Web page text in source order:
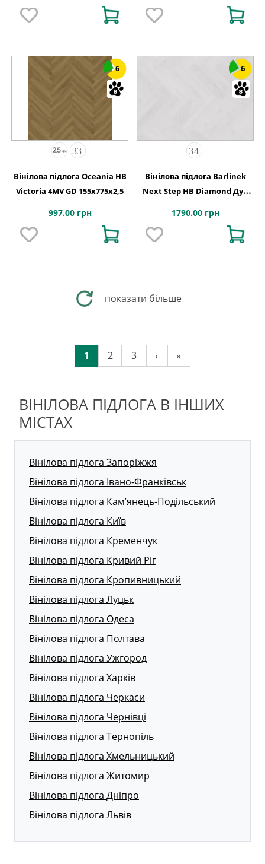
6
Вінілова підлога Oceania HB
Victoria 4MV GD 155x775x2,5
997.00 грн
6
Вінілова підлога Barlinek
Next Step HB Diamond Дуб
1790.00 грн
показати більше
1 2 3 › »
ВІНІЛОВА ПІДЛОГА В ІНШИХ
МІСТАХ
Вінілова підлога Запоріжжя
Вінілова підлога Івано-Франківськ
Вінілова підлога Кам’янець-Подільський
Вінілова підлога Київ
Вінілова підлога Кременчук
Вінілова підлога Кривий Ріг
Вінілова підлога Кропивницький
Вінілова підлога Луцьк
Вінілова підлога Одеса
Вінілова підлога Полтава
Вінілова підлога Ужгород
Вінілова підлога Харків
Вінілова підлога Черкаси
Вінілова підлога Чернівці
Вінілова підлога Тернопіль
Вінілова підлога Хмельницький
Вінілова підлога Житомир
Вінілова підлога Дніпро
Вінілова підлога Львів